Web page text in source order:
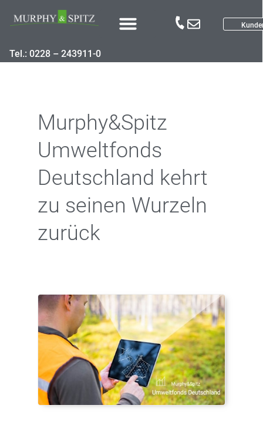
Tel.: 0228 – 243911-0
Murphy&Spitz
Umweltfonds
Deutschland kehrt
zu seinen Wurzeln
zurück